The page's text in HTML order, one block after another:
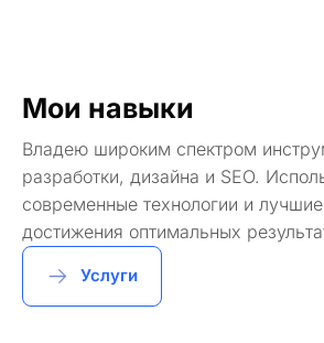
Мои навыки
Владею широким спектром
разработки, дизайна и SEO.
современные технологии и
достижения оптимальных
Услуги